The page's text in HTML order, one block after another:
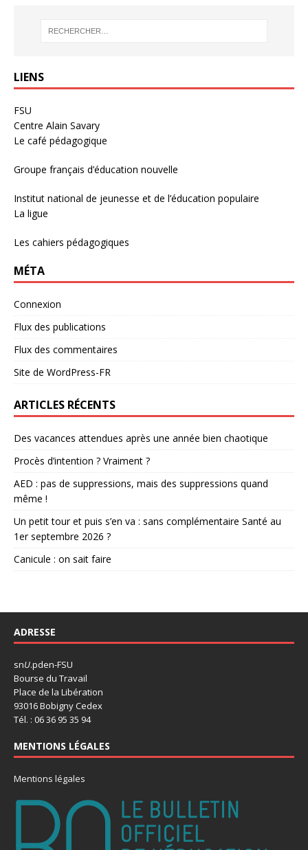
LIENS
FSU
Centre Alain Savary
Le café pédagogique
Groupe français d’éducation nouvelle
Institut national de jeunesse et de l’éducation populaire
La ligue
Les cahiers pédagogiques
MÉTA
Connexion
Flux des publications
Flux des commentaires
Site de WordPress-FR
ARTICLES RÉCENTS
Des vacances attendues après une année bien chaotique
Procès d’intention ? Vraiment ?
AED : pas de suppressions, mais des suppressions quand
même !
Un petit tour et puis s’en va : sans complémentaire Santé au
1er septembre 2026 ?
Canicule : on sait faire
ADRESSE
snU.pden-FSU
Bourse du Travail
Place de la Libération
93016 Bobigny Cedex
Tél. : 06 36 95 35 94
MENTIONS LÉGALES
Mentions légales